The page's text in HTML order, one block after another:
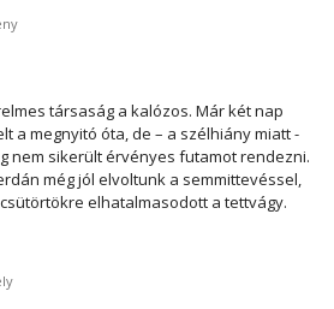
társaság a kalózos. Már két nap
a megnyitó óta, de – a szélhiány miatt -
nem sikerült érvényes futamot rendezni.
még jól elvoltunk a semmittevéssel,
elhatalmasodott a tettvágy.